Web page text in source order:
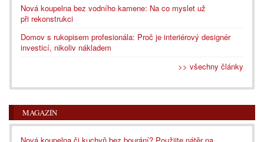
Nová koupelna bez vodního kamene: Na co myslet už
při rekonstrukci
Domov s rukopisem profesionála: Proč je interiérový designér
investicí, nikoliv nákladem
>> všechny články
MAGAZÍN